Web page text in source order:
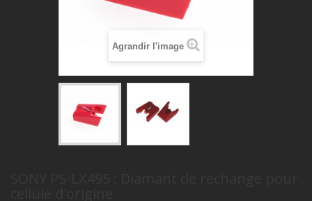
Agrandir l'image